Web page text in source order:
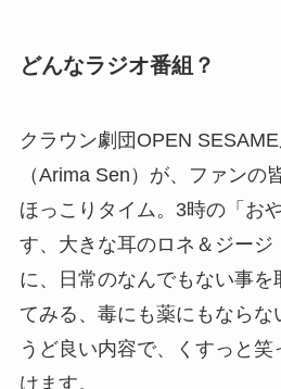
どんなラジオ番組？
クラウン劇団OPEN
（Arima Sen）が、ファンの
ほっこりタイム。3時の「お
す、大きな耳のロネ＆ジージ
に、日常のなんでもない事を
てみる、毒にも薬にもならな
うど良い内容で、くすっと
けます。